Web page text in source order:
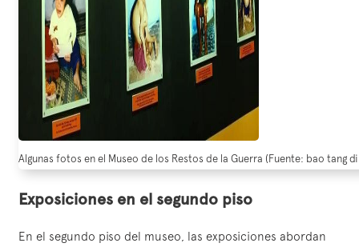
Algunas fotos en el Museo de los Restos de la Guerra (Fuente: bao tang
Exposiciones en el segundo piso
En el segundo piso del museo, las exposiciones abordan